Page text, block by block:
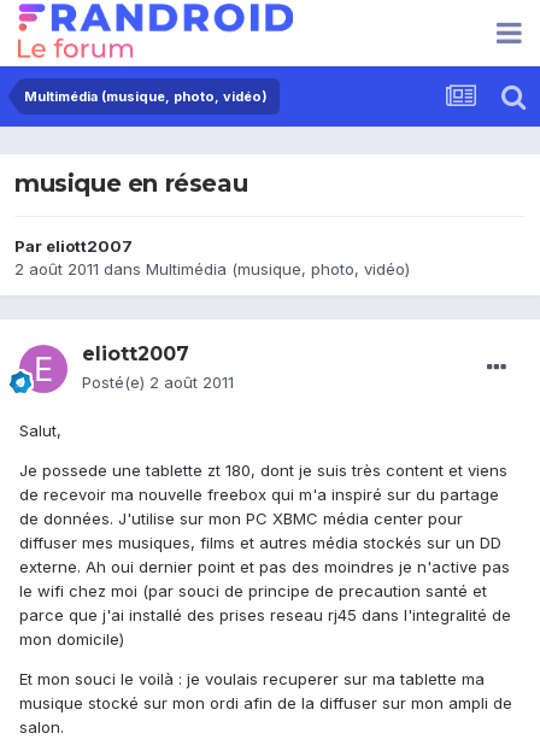
Multimédia (musique, photo, vidéo)
musique en réseau
Par eliott2007
2 août 2011 dans Multimédia (musique, photo, vidéo)
eliott2007
Posté(e) 2 août 2011
Salut,
Je possede une tablette zt 180, dont je suis très content et viens
de recevoir ma nouvelle freebox qui m'a inspiré sur du partage
de données. J'utilise sur mon PC XBMC média center pour
diffuser mes musiques, films et autres média stockés sur un DD
externe. Ah oui dernier point et pas des moindres je n'active pas
le wifi chez moi (par souci de principe de precaution santé et
parce que j'ai installé des prises reseau rj45 dans l'integralité de
mon domicile)
Et mon souci le voilà : je voulais recuperer sur ma tablette ma
musique stocké sur mon ordi afin de la diffuser sur mon ampli de
salon.